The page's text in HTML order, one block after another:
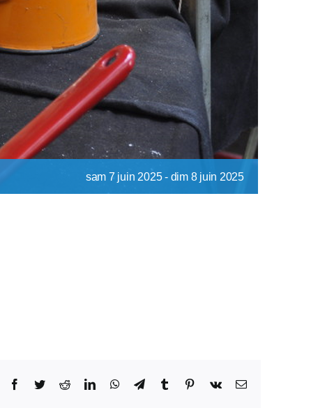
sam 7 juin 2025- dim 8 juin 2025
Facebook
TwitterRedditLinkedInWhatsApp
TelegramTumblr Pinterest
Vk Email